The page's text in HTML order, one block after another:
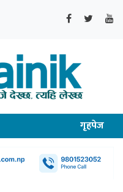
गृहपेज